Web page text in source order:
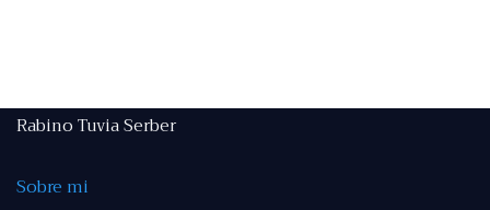
Rabino Tuvia Serber
Sobre mi